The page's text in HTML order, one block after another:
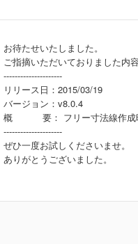
お待たせいたしました。
ご指摘いただいておりました内
---------------------
リリース日：2015/03/19
バージョン：v8.0.4
概 要： フリー寸法線作成時
---------------------
ぜひ一度お試しくださいませ。
ありがとうございました。